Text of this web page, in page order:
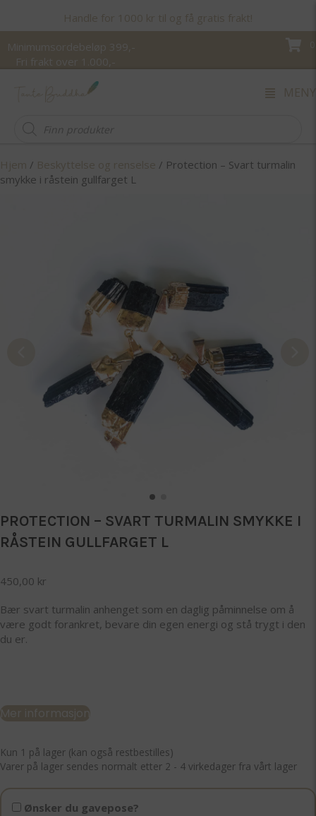
Handle for 1000 kr til og få gratis frakt!
Minimumsordebeløp 399,-
Fri frakt over 1.000,-
MENY
Products
search
Hjem / Beskyttelse og renselse / Protection – Svart turmalin
smykke i råstein gullfarget L
PROTECTION – SVART TURMALIN SMYKKE I
RÅSTEIN GULLFARGET L
450,00 kr
Bær svart turmalin anhenget som en daglig påminnelse om å
være godt forankret, bevare din egen energi og stå trygt i den
du er.
Mer informasjon
Kun 1 på lager (kan også restbestilles)
Varer på lager sendes normalt etter 2 - 4 virkedager fra vårt lager
Ønsker du gavepose?